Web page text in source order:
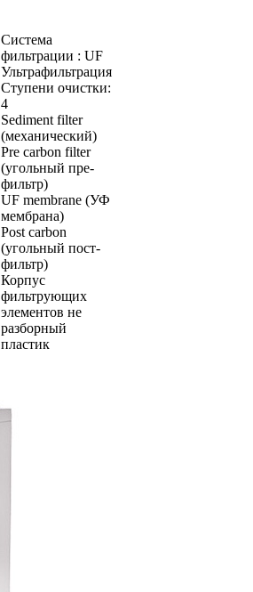
Система
фильтрации : UF
Ультрафильтрация
Ступени очистки:
4
Sediment filter
(механический)
Pre carbon filter
(угольный пре-
фильтр)
UF membrane (УФ
мембрана)
Post carbon
(угольный пост-
фильтр)
Корпус
фильтрующих
элементов не
разборный
пластик